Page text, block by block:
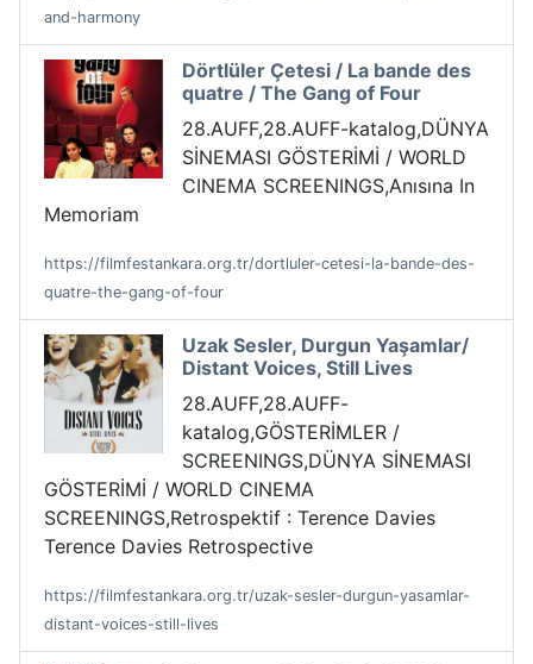
and-harmony
Dörtlüler Çetesi / La bande des
quatre / The Gang of Four
28.AUFF,28.AUFF-katalog,DÜNYA
SİNEMASI GÖSTERİMİ / WORLD
CINEMA SCREENINGS,Anısına In
Memoriam
https://filmfestankara.org.tr/dortluler-cetesi-la-bande-des-
quatre-the-gang-of-four
Uzak Sesler, Durgun Yaşamlar/
Distant Voices, Still Lives
28.AUFF,28.AUFF-
katalog,GÖSTERİMLER /
SCREENINGS,DÜNYA SİNEMASI
GÖSTERİMİ / WORLD CINEMA
SCREENINGS,Retrospektif : Terence Davies
Terence Davies Retrospective
https://filmfestankara.org.tr/uzak-sesler-durgun-yasamlar-
distant-voices-still-lives